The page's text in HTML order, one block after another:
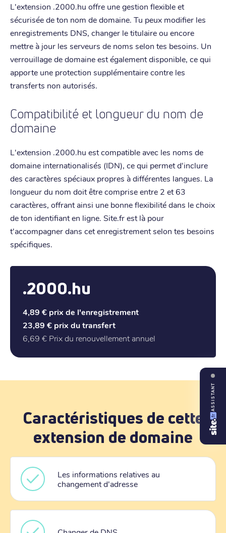
L'extension .2000.hu offre une gestion flexible et
sécurisée de ton nom de domaine. Tu peux modifier les
enregistrements DNS, changer le titulaire ou encore
mettre à jour les serveurs de noms selon tes besoins. Un
verrouillage de domaine est également disponible, ce qui
apporte une protection supplémentaire contre les
transferts non autorisés.
Compatibilité et longueur du nom de
domaine
L'extension .2000.hu est compatible avec les noms de
domaine internationalisés (IDN), ce qui permet d'inclure
des caractères spéciaux propres à différentes langues. La
longueur du nom doit être comprise entre 2 et 63
caractères, offrant ainsi une bonne flexibilité dans le choix
de ton identifiant en ligne. Site.fr est là pour
t'accompagner dans cet enregistrement selon tes besoins
spécifiques.
.2000.hu
4,89 € prix de l'enregistrement
23,89 € prix du transfert
6,69 € Prix du renouvellement annuel
Caractéristiques de cette
extension de domaine
Les informations relatives au
changement d'adresse
ASSISTANT